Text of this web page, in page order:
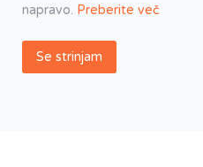
napravo. Preberite več
Se strinjam